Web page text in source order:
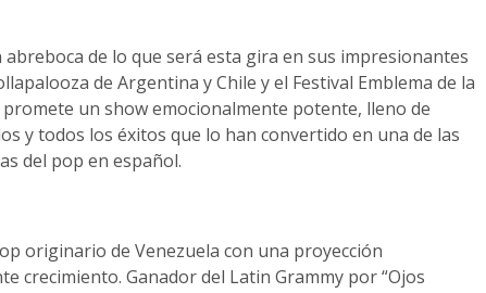
de lo que será esta gira en sus impresionantes
de Argentina y Chile y el Festival Emblema de la
promete un show emocionalmente potente, lleno de
y todos los éxitos que lo han convertido en una de las
del pop en español.
originario de Venezuela con una proyección
crecimiento. Ganador del Latin Grammy por “Ojos